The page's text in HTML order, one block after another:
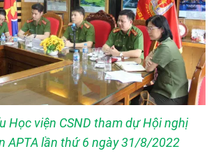
Học viện CSND tham dự Hội nghị
APTA lần thứ 6 ngày 31/8/2022